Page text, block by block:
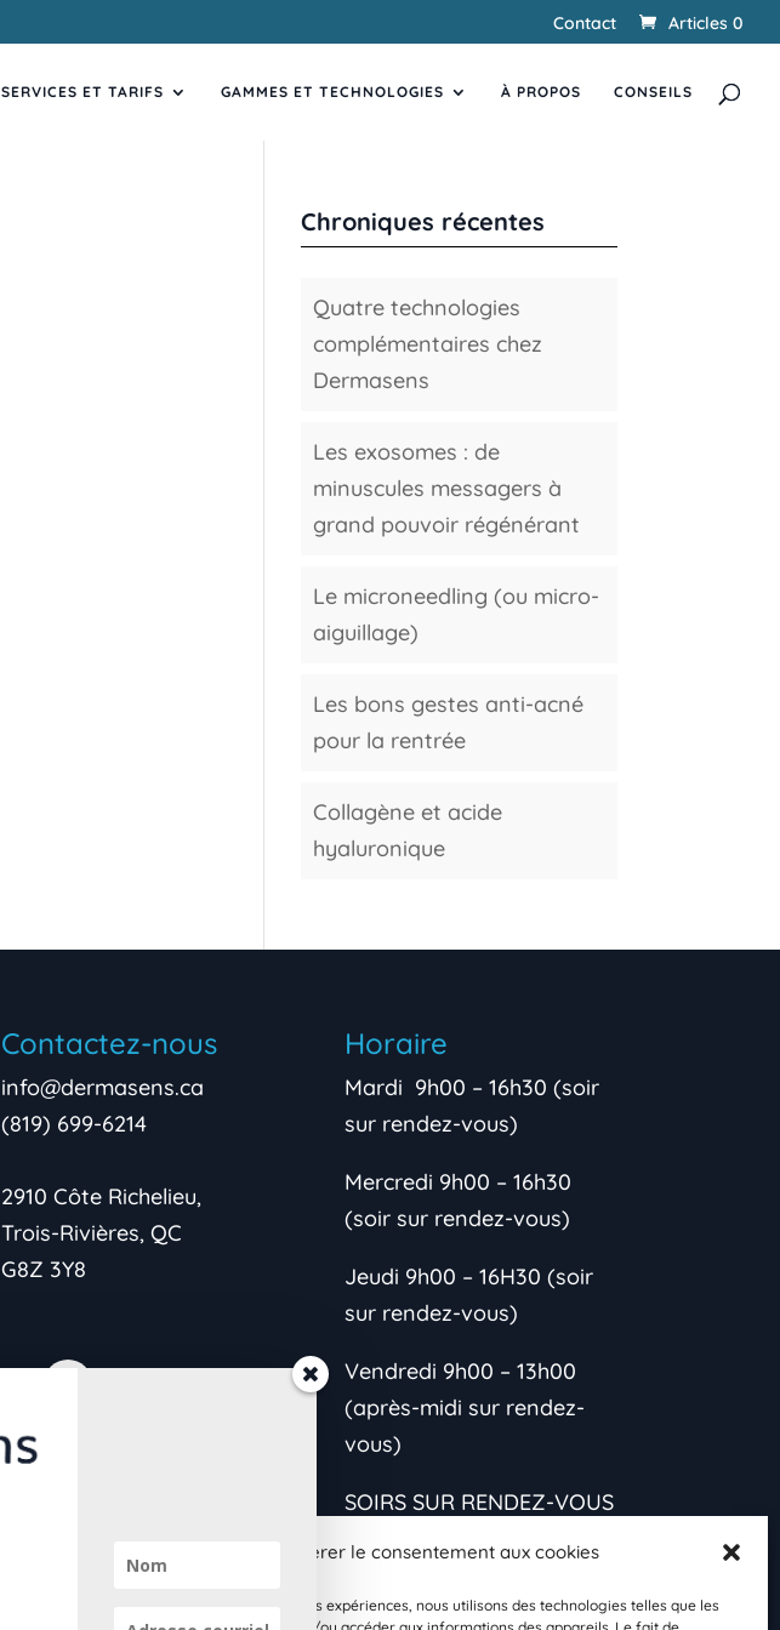
Gérer le consentement aux cookies
Pour offrir les meilleures expériences, nous utilisons des technologies telles que les
Contact Articles 0
SERVICES ET TARIFS GAMMES ET TECHNOLOGIES À PROPOS CONSEILS
Recherche
produits
Chroniques récentes
Quatre technologies
complémentaires chez
Dermasens
Les exosomes : de
minuscules messagers à
grand pouvoir régénérant
Le microneedling (ou micro-
aiguillage)
Les bons gestes anti-acné
pour la rentrée
Collagène et acide
hyaluronique
Contactez-nous
info@dermasens.ca
(819) 699-6214
2910 Côte Richelieu,
Trois-Rivières, QC
G8Z 3Y8
→Conditions de retours et
Horaire
Mardi 9h00 – 16h30 (soir
sur rendez-vous)
Mercredi 9h00 – 16h30
(soir sur rendez-vous)
Jeudi 9h00 – 16H30 (soir
sur rendez-vous)
Vendredi 9h00 – 13h00
(après-midi sur rendez-
vous)
SOIRS SUR RENDEZ-VOUS
*L’horaire est variable